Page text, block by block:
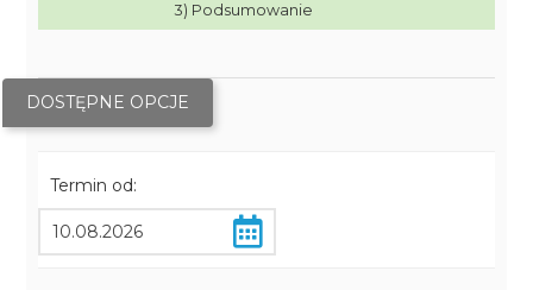
3) Podsumowanie
DOSTĘPNE OPCJE
Termin od: